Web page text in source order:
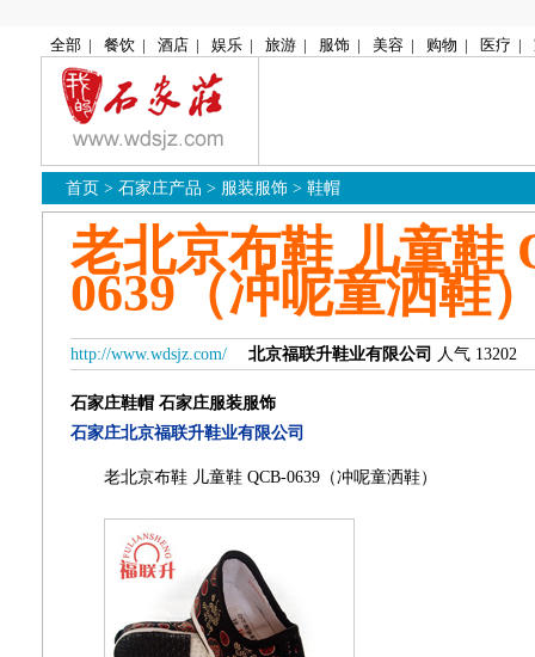
全部 | 餐饮 | 酒店 | 娱乐 | 旅游 | 服饰 | 美容 | 购物 | 医疗 |
首页 > 石家庄产品 > 服装服饰 > 鞋帽
老北京布鞋 儿童鞋
0639（冲呢童洒鞋
http://www.wdsjz.com/ 北京福联升鞋业有限公司 人气 13202
石家庄鞋帽 石家庄服装服饰
石家庄北京福联升鞋业有限公司
老北京布鞋 儿童鞋 QCB-0639（冲呢童洒鞋）